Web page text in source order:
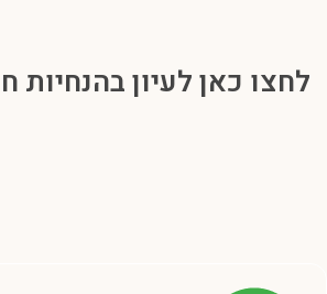
לחצו כאן לעיון בהנחיות